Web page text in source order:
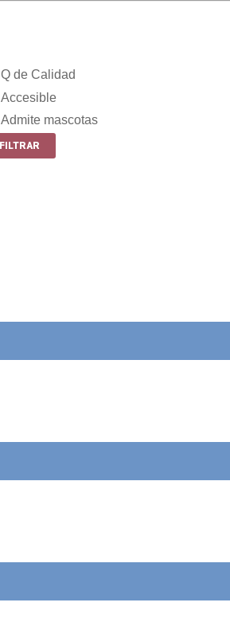
Q de Calidad
Accesible
Admite mascotas